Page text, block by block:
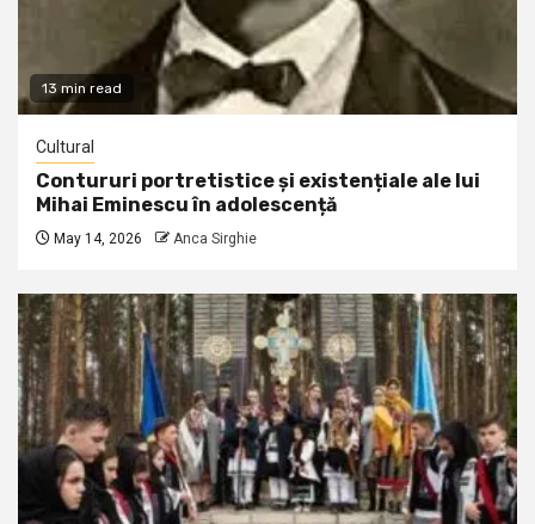
13 min read
Cultural
Contururi portretistice și existențiale ale lui
Mihai Eminescu în adolescență
May 14, 2026 Anca Sirghie